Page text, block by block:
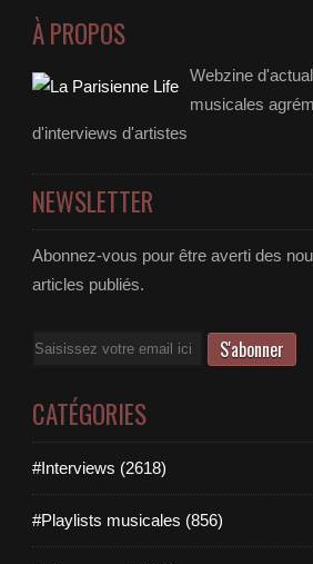
À PROPOS
Webzine
musicales
d'interviews d'artistes
NEWSLETTER
Abonnez-vous pour être averti des
articles publiés.
Email
CATÉGORIES
#Interviews (2618)
#Playlists musicales (856)